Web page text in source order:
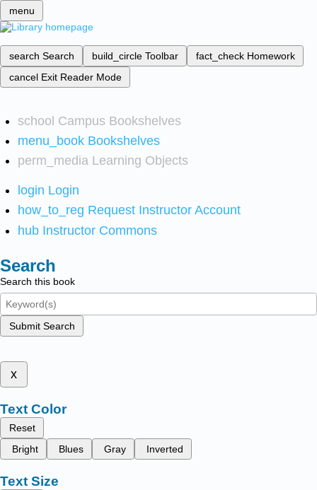
menu
search Search build_circle Toolbar fact_check Homework
cancel Exit Reader Mode
school Campus Bookshelves
menu_book Bookshelves
perm_media Learning Objects
login Login
how_to_reg Request Instructor Account
hub Instructor Commons
Search
Search this book
Submit Search
x
Text Color
Reset
Bright
Blues Gray Inverted
Text Size